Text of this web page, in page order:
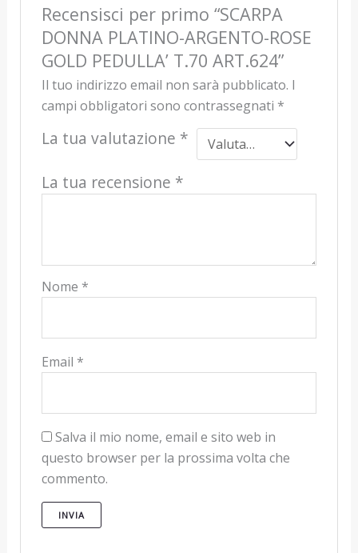
Recensisci per primo “SCARPA
DONNA PLATINO-ARGENTO-ROSE
GOLD PEDULLA’ T.70 ART.624”
Il tuo indirizzo email non sarà pubblicato. I
campi obbligatori sono contrassegnati *
La tua valutazione *
La tua recensione *
Nome *
Email *
Salva il mio nome, email e sito web in
questo browser per la prossima volta che
commento.